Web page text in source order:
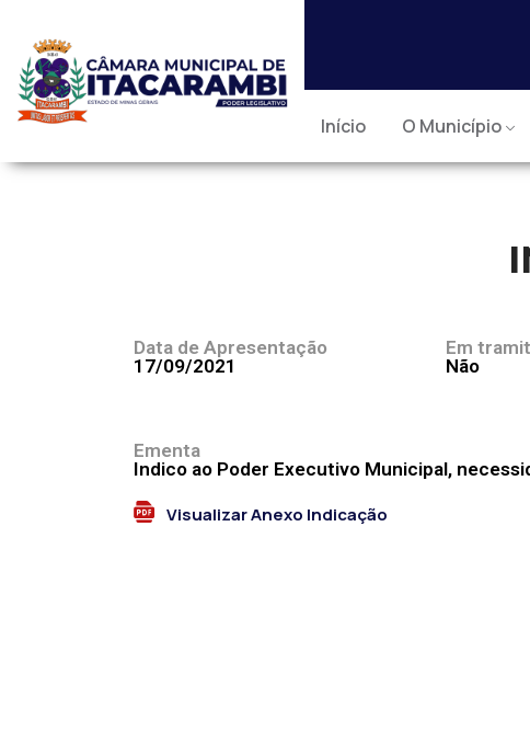
Início O Município
Data de Apresentação
17/09/2021
Em
Não
Ementa
Indico ao Poder Executivo Municipal,
Visualizar Anexo Indicação